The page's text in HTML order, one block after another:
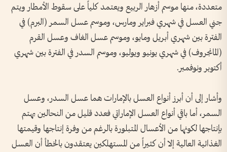
متعددة، منها موسم أزهار الربيع ويعتمد كلياً على سقوط الأمطار ويتم
جني العسل في شهري فبراير ومارس، وموسم عسل السمر (البرم) في
الفترة بين شهري أبريل ومايو، وموسم عسل الغاف وعسل القرم
(المانجروف) في شهري يونيو ويوليو، وموسم السدر في الفترة بين شهري
أكتوبر ونوفمبر.
وأشار إلى أن أبرز أنواع العسل بالإمارات هما عسل السدر، وعسل
السمر، أما باقي أنواع العسل الإماراتي فعدد قليل من النحالين يهتم
بإنتاجها لكونها من الأعسال المتبلورة بالرغم من وفرة إنتاجها وقيمتها
الغذائية العالية إلا أن كثيراً من المستهلكين يعتقدون بالخطأ أن العسل